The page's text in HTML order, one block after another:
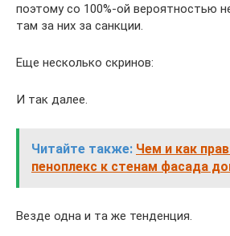
поэтому со 100%-ой вероятностью
там за них за санкции.
Еще несколько скринов:
И так далее.
Читайте также: Чем и как
пеноплекс к стенам фасада
Везде одна и та же тенденция.